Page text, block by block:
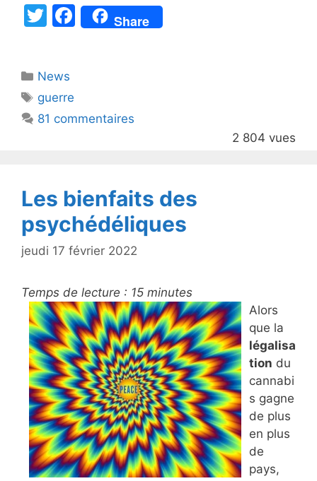
T
er
F
a
o
Share
Catégories
News
Étiquettes
guerre
81 commentaires
2 804 vues
Les bienfaits des
psychédéliques
jeudi 17 février 2022
Temps de lecture : 15 minutes
Alors
que la
légalisa
tion du
cannabi
s gagne
de plus
en plus
de
pays,